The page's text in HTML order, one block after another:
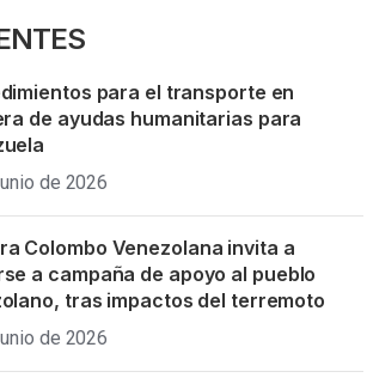
para el transporte en
de ayudas humanitarias para
de 2026
Colombo Venezolana invita a
a campaña de apoyo al pueblo
tras impactos del terremoto
de 2026